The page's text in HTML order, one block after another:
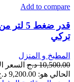
Add to compare
قدر
تركي
المطبخ و المنزل
10,500.00 د.ج السعر
الحالي هو: 9,200.00 د.ج.